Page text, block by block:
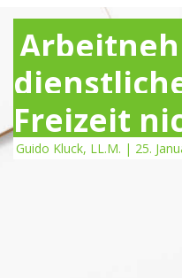
Freizeit
Guido Kluck, LL.M. | 25.